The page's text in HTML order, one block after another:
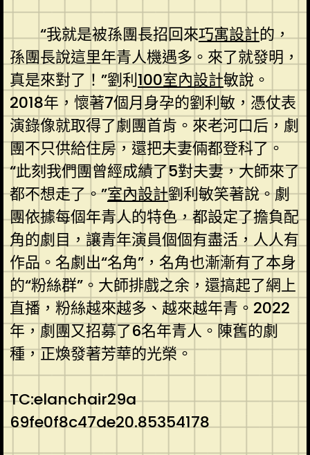
“我就是被孫團長招回來巧寓設計的，
孫團長說這里年青人機遇多。來了就發明，
真是來對了！”劉利100室內設計敏說。
2018年，懷著7個月身孕的劉利敏，憑仗表
演錄像就取得了劇團首肯。來老河口后，劇
團不只供給住房，還把夫妻倆都登科了。
“此刻我們團曾經成績了5對夫妻，大師來了
都不想走了。”室內設計劉利敏笑著說。劇
團依據每個年青人的特色，都設定了擔負配
角的劇目，讓青年演員個個有盡活，人人有
作品。名劇出“名角”，名角也漸漸有了本身
的“粉絲群”。大師排戲之余，還搞起了網上
直播，粉絲越來越多、越來越年青。2022
年，劇團又招募了6名年青人。陳舊的劇
種，正煥發著芳華的光榮。
TC:elanchair29a
69fe0f8c47de20.85354178